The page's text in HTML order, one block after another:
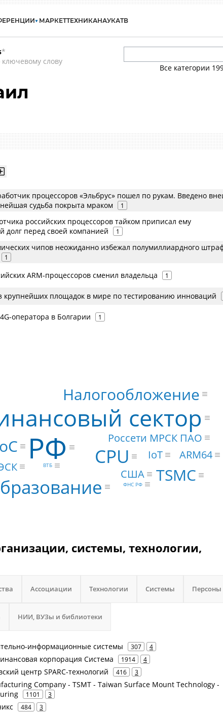
МАРКЕТТЕХНИКАНАУКАТВ
*
слову
Все категории
процессоров «Эльбрус» пошел по рукам. Введено
судьба покрыта мраком
1
российских процессоров тайком приписал ему
долг перед своей компанией
1
чипов неожиданно избежал полумиллиардного
1
ARM-процессоров сменил владельца 1
крупнейших площадок в мире по тестированию инноваций
оператора в Болгарии 1
РФ
сектор
CPU
TSMC
Налогообложение
Россети МРСК ПАО
ARM64
IoT
США
ВТБ
ФНС РФ
системы, технологии,
Ассоциации Технологии Системы Персоны
НИИ, ВУЗы и библиотеки
информационные системы 307 4
корпорация Система 1914 4
центр SPARC-технологий 416 3
Company - TSMT - Taiwan Surface Mount Technology -
1101 3
484 3